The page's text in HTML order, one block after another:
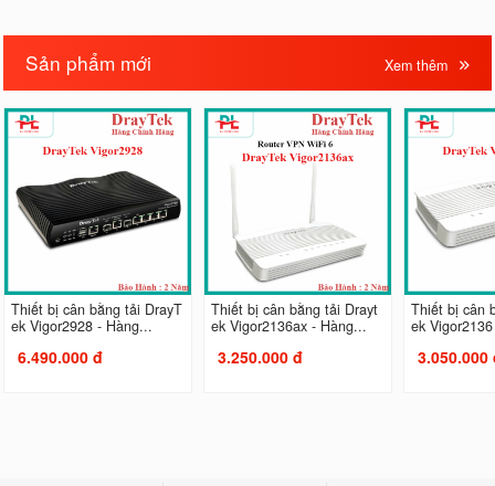
Sản phẩm mới Xem thêm
Thiết bị cân bằng tải DrayT
ek Vigor2928 - Hàng...
6.490.000 đ
Thiết bị cân bằng tải Drayt
ek Vigor2136ax - Hàng...
3.250.000 đ
Thiết bị cân
ek
3.050.000